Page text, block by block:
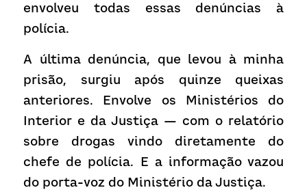
envolveu todas essas denúncias à
polícia.
A última denúncia, que levou à minha
prisão, surgiu após quinze queixas
anteriores. Envolve os Ministérios do
Interior e da Justiça — com o relatório
sobre drogas vindo diretamente do
chefe de polícia. E a informação vazou
do porta-voz do Ministério da Justiça.